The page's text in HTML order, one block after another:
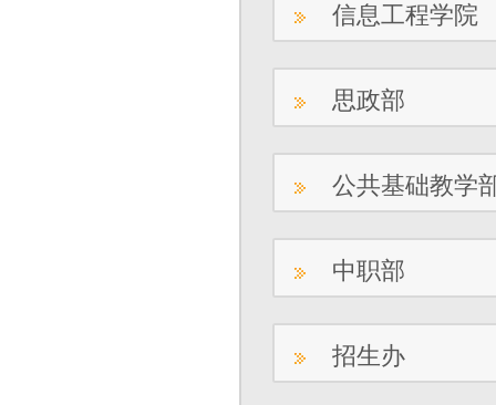
信息工程学院
思政部
公共基础教学
中职部
招生办